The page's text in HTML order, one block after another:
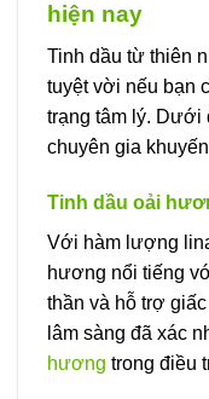
hiện nay
Tinh dầu từ thiên
tuyệt vời nếu bạn
trạng tâm lý. Dưới
chuyên gia
Tinh dầu oải
Với hàm lượng
hương nổi tiếng
thần và hỗ trợ
lâm sàng đã xác
hương trong điều